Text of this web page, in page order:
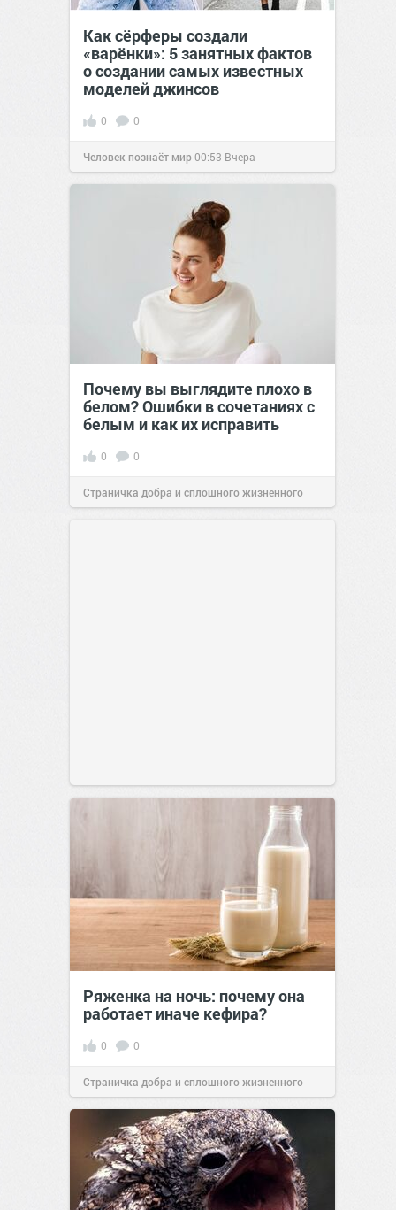
Как сёрферы создали
«варёнки»: 5 занятных фактов
о создании самых известных
моделей джинсов
0 0
Человек познаёт мир00:53 Вчера
Почему вы выглядите плохо в
белом? Ошибки в сочетаниях с
белым и как их исправить
0 0
Страничка добра и сплошного жизненного
Ряженка на ночь: почему она
работает иначе кефира?
0 0
Страничка добра и сплошного жизненного
позитива!00:28Вчера